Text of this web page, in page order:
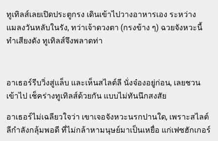
ทูเทิลส์เลยเปิดประตูกรง เดินเข้าไปวางอาหารเอง ระหว่าง
แมลงวันหลับในรัง, ทว่าเจ้าดวงตา (กรงข้าง ๆ) ฉวยจังหวะนี้
ทำเสียงดัง ทูเทิลส์จึงพลาดท่า
อาเธอร์รีบวิ่งสู่แล็บ และเห็นสไลต์ลี นั่งจ๋องอยู่ก่อน, เลยชวน
เข้าไป เช็คร่างทูเทิลส์ด้วยกัน แบบไม่ทันนึกสงสัย
อาเธอร์ไม่เฉลียวใจว่า เขาเจอจังหวะนรกปานใด, เพราะสไลต์
ลีกำลังกลุ้มพอดี ที่ไม่กล้าหามนุษย์มาเป็นเหยื่อ แก่เฟซฮักเกอร์